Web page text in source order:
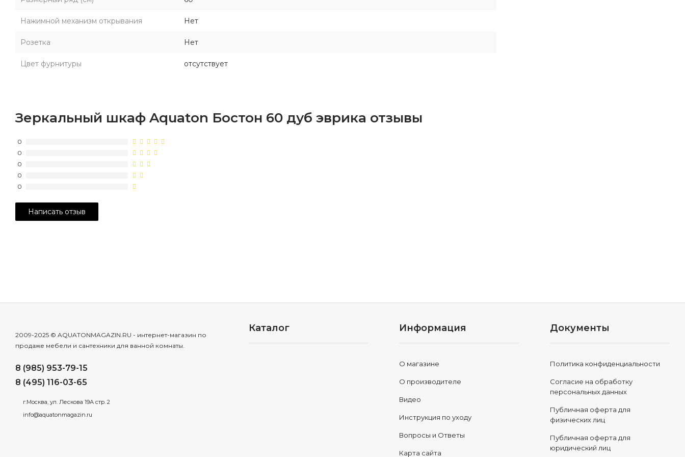
Нажимной механизм открывания Нет
Розетка Нет
Цвет фурнитуры отсутствует
Зеркальный шкаф Aquaton Бостон 60 дуб эврика отзывы
0
0
0
0
0
2009-2025 © AQUATONMAGAZIN.RU - интернет-магазин по
продаже мебели и сантехники для ванной комнаты.
8 (985) 953-79-15
8 (495) 116-03-65
г.Москва, ул. Лескова 19А стр. 2
info@aquatonmagazin.ru
Каталог Информация
О магазине
О производителе
Видео
Инструкция по уходу
Вопросы и Ответы
Карта сайта
Документы
Политика конфиденциальности
Согласие на обработку
персональных данных
Публичная оферта для
физических лиц
Публичная оферта для
юридический лиц